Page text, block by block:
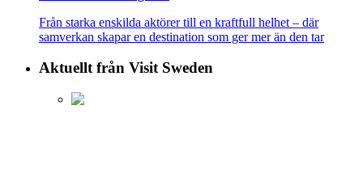
Från starka enskilda aktörer till en kraftfull helhet – där
samverkan skapar en destination som ger mer än den tar
Aktuellt från Visit Sweden